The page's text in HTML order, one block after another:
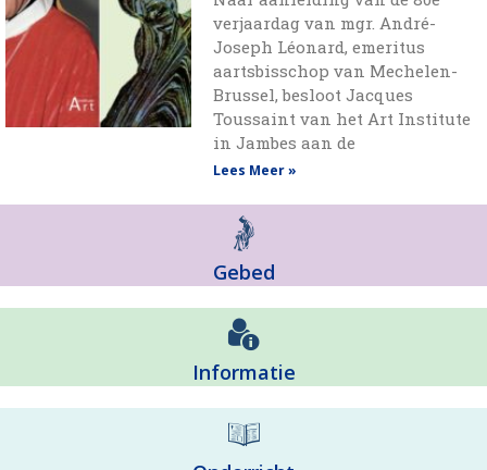
verjaardag van mgr. André-
Joseph Léonard, emeritus
aartsbisschop van Mechelen-
Brussel, besloot Jacques
Toussaint van het Art Institute
in Jambes aan de
Lees Meer »
Gebed
Informatie